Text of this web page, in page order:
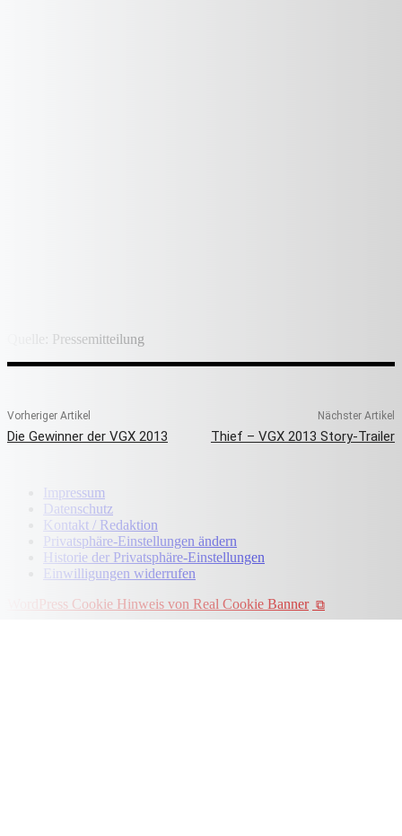
Quelle: Pressemitteilung
Vorheriger Artikel
Die Gewinner der VGX 2013
Nächster Artikel
Thief – VGX 2013 Story-Trailer
Impressum
Datenschutz
Kontakt / Redaktion
Privatsphäre-Einstellungen ändern
Historie der Privatsphäre-Einstellungen
Einwilligungen widerrufen
WordPress Cookie Hinweis von Real Cookie Banner